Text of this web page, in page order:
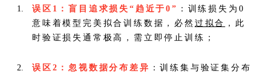
误区1：盲目追求损失“趋近于0” ：训练损失为0
意味着模型完美拟合训练数据，必然 过拟合
，此
时验证损失通常极高，需立即停止训练；
误区2：忽视数据分布差异 ：训练集与验证集分布